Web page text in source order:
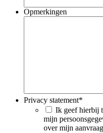
Opmerkingen
Privacy statement*
Ik geef hierbij
mijn
over mijn